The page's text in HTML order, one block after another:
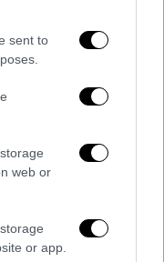
sent to
web or
or app.
από